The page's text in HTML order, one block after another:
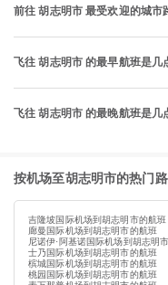
前往 胡志明市 最受欢迎的城市
飞往 胡志明市 的最早航班是几
飞往 胡志明市 的最晚航班是几
按机场至胡志明市的热门
吉隆坡国际机场到胡志明市的航班
廊曼国际机场到胡志明市的航班
尼诺伊·阿基诺国际机场到胡志明
士乃国际机场到胡志明市的航班
槟城国际机场到胡志明市的航班
桃园国际机场到胡志明市的航班